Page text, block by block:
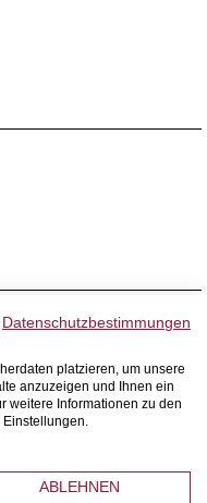
Datenschutzbestimmungen
platzieren, um unsere
anzuzeigen und Ihnen ein
weitere Informationen zu den
Einstellungen.
ABLEHNEN